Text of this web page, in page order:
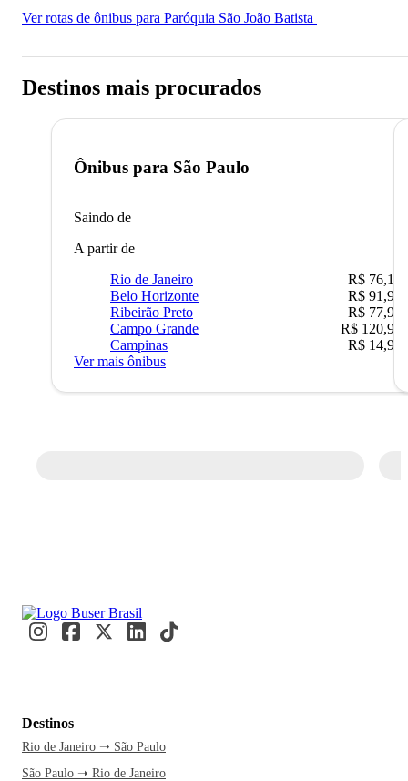
Ver rotas de ônibus para Paróquia São João Batista
Destinos mais procurados
Ônibus para São Paulo
Saindo de
A partir de
Rio de Janeiro
R$ 76,10
Belo Horizonte
R$ 91,90
Ribeirão Preto
R$ 77,90
Campo Grande
R$ 120,90
Campinas
R$ 14,90
Ver mais ônibus
Destinos
Rio de Janeiro ➝ São Paulo
São Paulo ➝ Rio de Janeiro